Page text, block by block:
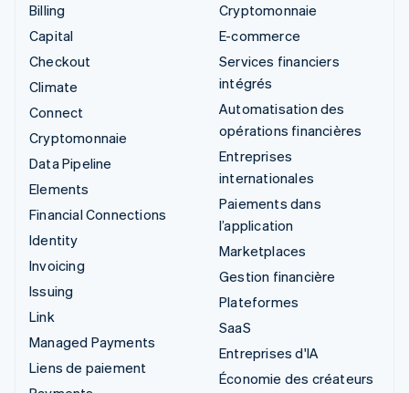
Billing
Capital
Checkout
Climate
Connect
Cryptomonnaie
Data Pipeline
Elements
Financial Connections
Identity
Invoicing
Issuing
Link
Managed Payments
Liens de paiement
Cryptomonnaie
E-commerce
Services financiers
intégrés
Automatisation des
opérations financières
Entreprises
internationales
Paiements dans
l’application
Marketplaces
Gestion financière
Plateformes
SaaS
Entreprises d'IA
Économie des créateurs